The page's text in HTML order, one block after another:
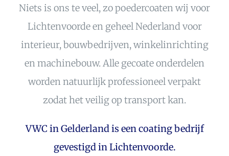
Niets is ons te veel, zo poedercoaten wij voor
Lichtenvoorde en geheel Nederland voor
interieur, bouwbedrijven, winkelinrichting
en machinebouw. Alle gecoate onderdelen
worden natuurlijk professioneel verpakt
zodat het veilig op transport kan.
VWC in Gelderland is een coating bedrijf
gevestigd in Lichtenvoorde.